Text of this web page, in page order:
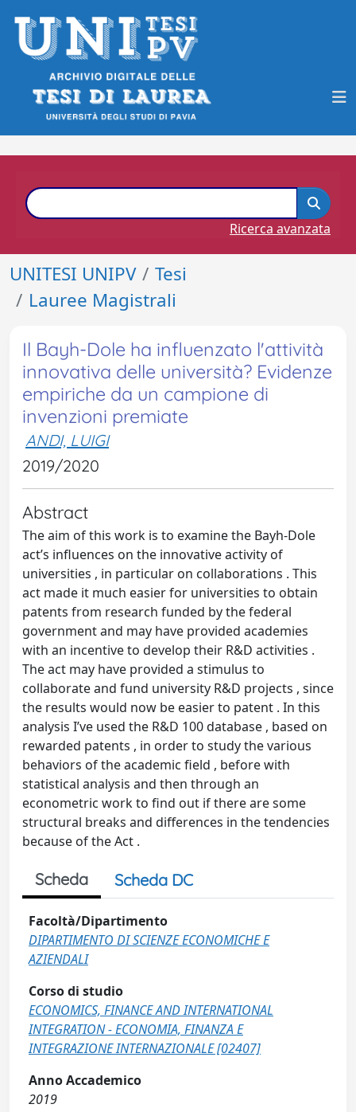
Ricerca avanzata
UNITESI UNIPV
Tesi
Lauree Magistrali
Il Bayh-Dole ha influenzato l'attività
innovativa delle università? Evidenze
empiriche da un campione di
invenzioni premiate
ANDI, LUIGI
2019/2020
Abstract
The aim of this work is to examine the Bayh-Dole
act’s influences on the innovative activity of
universities , in particular on collaborations . This
act made it much easier for universities to obtain
patents from research funded by the federal
government and may have provided academies
with an incentive to develop their R&D activities .
The act may have provided a stimulus to
collaborate and fund university R&D projects , since
the results would now be easier to patent . In this
analysis I’ve used the R&D 100 database , based on
rewarded patents , in order to study the various
behaviors of the academic field , before with
statistical analysis and then through an
econometric work to find out if there are some
structural breaks and differences in the tendencies
because of the Act .
Scheda Scheda DC
Facoltà/Dipartimento
DIPARTIMENTO DI SCIENZE ECONOMICHE E
AZIENDALI
Corso di studio
ECONOMICS, FINANCE AND INTERNATIONAL
INTEGRATION - ECONOMIA, FINANZA E
INTEGRAZIONE INTERNAZIONALE [02407]
Anno Accademico
2019